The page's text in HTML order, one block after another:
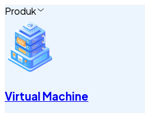
Produk
Virtual Machine